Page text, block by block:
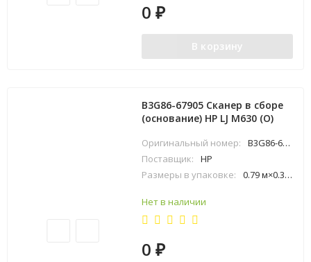
0₽
В корзину
B3G86-67905 Сканер в сборе
(основание) HP LJ M630 (O)
Оригинальный номер:
B3G86-67905
Поставщик:
HP
Размеры в упаковке:
0.79 м×0.33 м×0.74 м
Нет в наличии
0₽